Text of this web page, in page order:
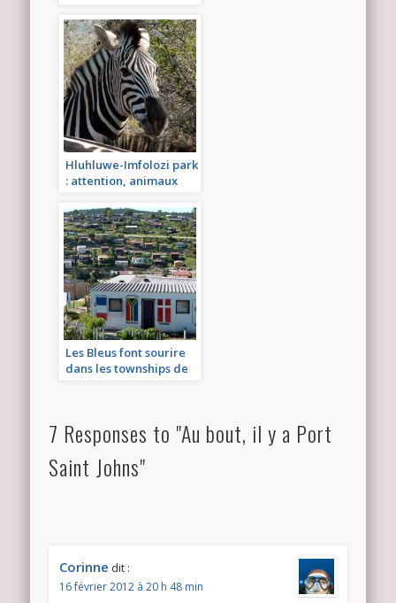
Hluhluwe-Imfolozi park
: attention, animaux
Les Bleus font sourire
dans les townships de
7 Responses to "Au bout, il y a Port
Saint Johns"
Corinne dit :
16 février 2012 à 20 h 48 min